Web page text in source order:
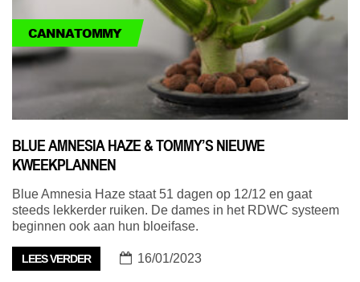
CANNATOMMY
BLUE AMNESIA HAZE & TOMMY’S NIEUWE
KWEEKPLANNEN
Blue Amnesia Haze staat 51 dagen op 12/12 en gaat
steeds lekkerder ruiken. De dames in het RDWC systeem
beginnen ook aan hun bloeifase.
LEES VERDER 16/01/2023